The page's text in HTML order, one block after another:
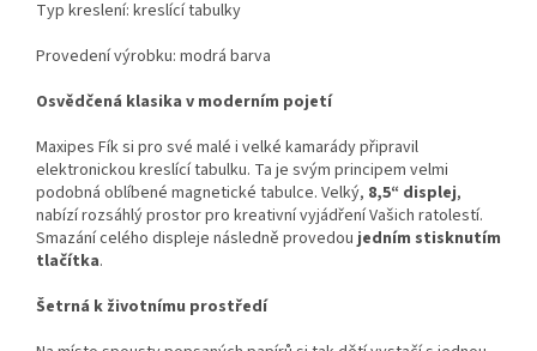
Typ kreslení: kreslící tabulky
Provedení výrobku: modrá barva
Osvědčená klasika v moderním pojetí
Maxipes Fík si pro své malé i velké kamarády připravil
elektronickou kreslící tabulku. Ta je svým principem velmi
podobná oblíbené magnetické tabulce. Velký, 8,5“ displej,
nabízí rozsáhlý prostor pro kreativní vyjádření Vašich ratolestí.
Smazání celého displeje následně provedoujedním stisknutím
tlačítka.
Šetrná k životnímu prostředí